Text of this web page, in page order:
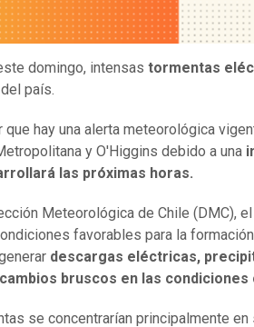
domingo, intensas tormentas
país.
que hay una alerta meteorológica
y O'Higgins debido a una
las próximas horas.
Meteorológica de Chile (DMC),
favorables para la
descargas eléctricas,
bruscos en las condiciones
se concentrarían principalmente